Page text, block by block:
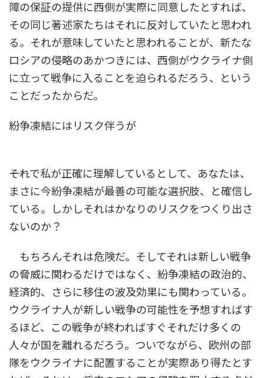
障の保証の提供に西側が実際に同意したとすれば、
その同じ著述家たちはそれに反対していたと思われ
る。それが意味していたと思われることが、新たな
ロシアの侵略のあかつきには、西側がウクライナ側
に立って戦争に入ることを迫られるだろう、という
ことだったからだ。
紛争凍結にはリスク伴うが
――それで私が正確に理解しているとして、あなたは、
まさに今紛争凍結が最善の可能な選択肢、と確信し
ている。しかしそれはかなりのリスクをつくり出さ
ないのか？
もちろんそれは危険だ。そしてそれは新しい戦争
の脅威に関わるだけではなく、紛争凍結の政治的、
経済的、さらに移住の波及効果にも関わっている。
ウクライナ人が新しい戦争の可能性を予想すればす
るほど、この戦争が終わればすぐそれだけ多くの
人々が国を離れるだろう。ついでながら、欧州の部
隊をウクライナに配置することが実際あり得たとす